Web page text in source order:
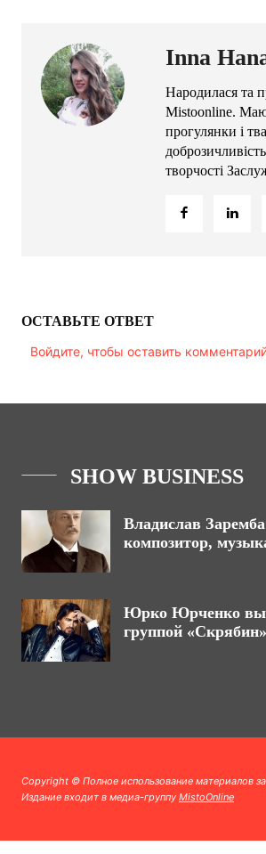
Inna
Народилася та
Mistoonline. Маю
прогулянки і
творчості
ОСТАВЬТЕ ОТВЕТ
Войдите, чтобы оставить
SHOW BUSINESS
Владислав
композитор,
Юрко Юрченко
группой
Copyright © Полное использование материалов
Издание входит в медиа-группу MistoOnline